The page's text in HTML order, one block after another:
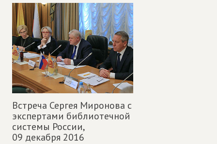
Встреча Сергея Миронова с
экспертами библиотечной
системы России,
09 декабря 2016